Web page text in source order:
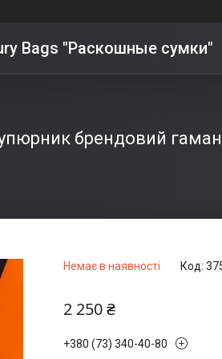
Bags "Раскошные сумки"
брендовий
Немає в наявності Код:
2 250 ₴
+380 (73) 340-40-80